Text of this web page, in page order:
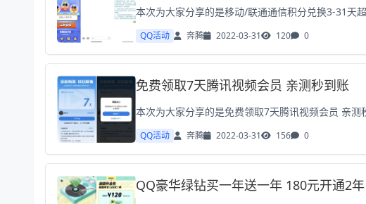
QQ活动 奔腾 2022-03-31 120 0
免费领取7天腾讯视频会员 亲测秒到账
QQ活动 奔腾 2022-03-31 156 0
QQ豪华绿钻买一年送一年 180元开通2年